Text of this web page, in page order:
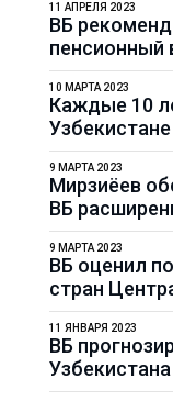
ВБ
пенсионный
11 АПРЕЛЯ 2023
Каждые 10
10 МАРТА 2023
Мирзиёев
ВБ
9 МАРТА 2023
ВБ оценил
стран
9 МАРТА 2023
ВБ
11 ЯНВАРЯ 2023